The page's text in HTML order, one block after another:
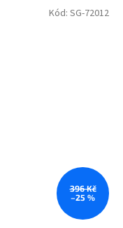
396 Kč
–25 %
Kód: SG-72012